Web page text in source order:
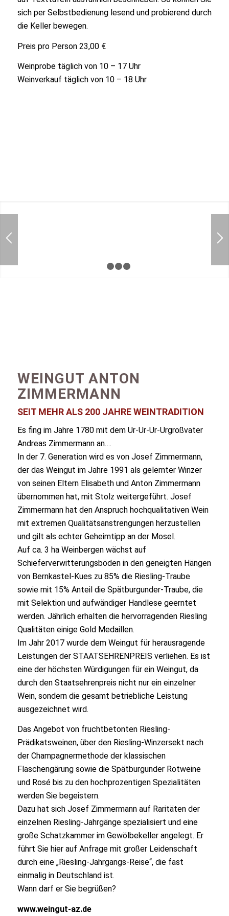
sich per Selbstbedienung lesend und probierend durch
die Keller bewegen.
Preis pro Person 23,00 €
Weinprobe täglich von 10 – 17 Uhr
Weinverkauf täglich von 10 – 18 Uhr
WEINGUT ANTON
ZIMMERMANN
SEIT MEHR ALS 200 JAHRE WEINTRADITION
Es fing im Jahre 1780 mit dem Ur-Ur-Ur-Urgroßvater
Andreas Zimmermann an….
In der 7. Generation wird es von Josef Zimmermann,
der das Weingut im Jahre 1991 als gelernter Winzer
von seinen Eltern Elisabeth und Anton Zimmermann
übernommen hat, mit Stolz weitergeführt. Josef
Zimmermann hat den Anspruch hochqualitativen Wein
mit extremen Qualitätsanstrengungen herzustellen
und gilt als echter Geheimtipp an der Mosel.
Auf ca. 3 ha Weinbergen wächst auf
Schieferverwitterungsböden in den geneigten Hängen
von Bernkastel-Kues zu 85% die Riesling-Traube
sowie mit 15% Anteil die Spätburgunder-Traube, die
mit Selektion und aufwändiger Handlese geerntet
werden. Jährlich erhalten die hervorragenden Riesling
Qualitäten einige Gold Medaillen.
Im Jahr 2017 wurde dem Weingut für herausragende
Leistungen der STAATSEHRENPREIS verliehen. Es ist
eine der höchsten Würdigungen für ein Weingut, da
durch den Staatsehrenpreis nicht nur ein einzelner
Wein, sondern die gesamt betriebliche Leistung
ausgezeichnet wird.
Das Angebot von fruchtbetonten Riesling-
Prädikatsweinen, über den Riesling-Winzersekt nach
der Champagnermethode der klassischen
Flaschengärung sowie die Spätburgunder Rotweine
und Rosé bis zu den hochprozentigen Spezialitäten
werden Sie begeistern.
Dazu hat sich Josef Zimmermann auf Raritäten der
einzelnen Riesling-Jahrgänge spezialisiert und eine
große Schatzkammer im Gewölbekeller angelegt. Er
führt Sie hier auf Anfrage mit großer Leidenschaft
durch eine „Riesling-Jahrgangs-Reise“, die fast
einmalig in Deutschland ist.
Wann darf er Sie begrüßen?
www.weingut-az.de